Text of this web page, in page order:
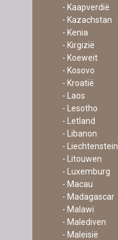
- Kaapverdië
- Kazachstan
- Kenia
- Kirgizië
- Koeweit
- Kosovo
- Kroatië
- Laos
- Lesotho
- Letland
- Libanon
- Liechtenstein
- Litouwen
- Luxemburg
- Macau
- Madagascar
- Malawi
- Malediven
- Maleisië